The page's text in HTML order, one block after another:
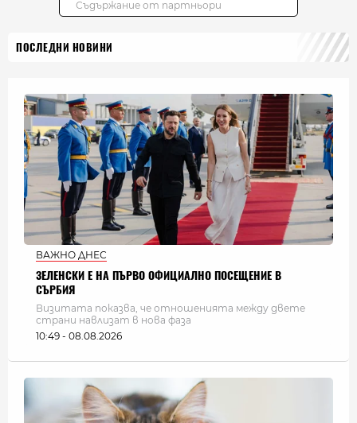
ПОСЛЕДНИ НОВИНИ
ВАЖНО ДНЕС
ЗЕЛЕНСКИ Е НА ПЪРВО ОФИЦИАЛНО ПОСЕЩЕНИЕ В
СЪРБИЯ
Визитата показва, че отношенията между двете
страни навлизат в нова фаза
10:49 - 08.08.2026